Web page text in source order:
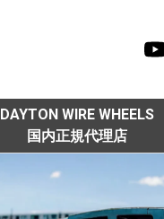
DAYTON WIRE WHEELS
国内正規代理店